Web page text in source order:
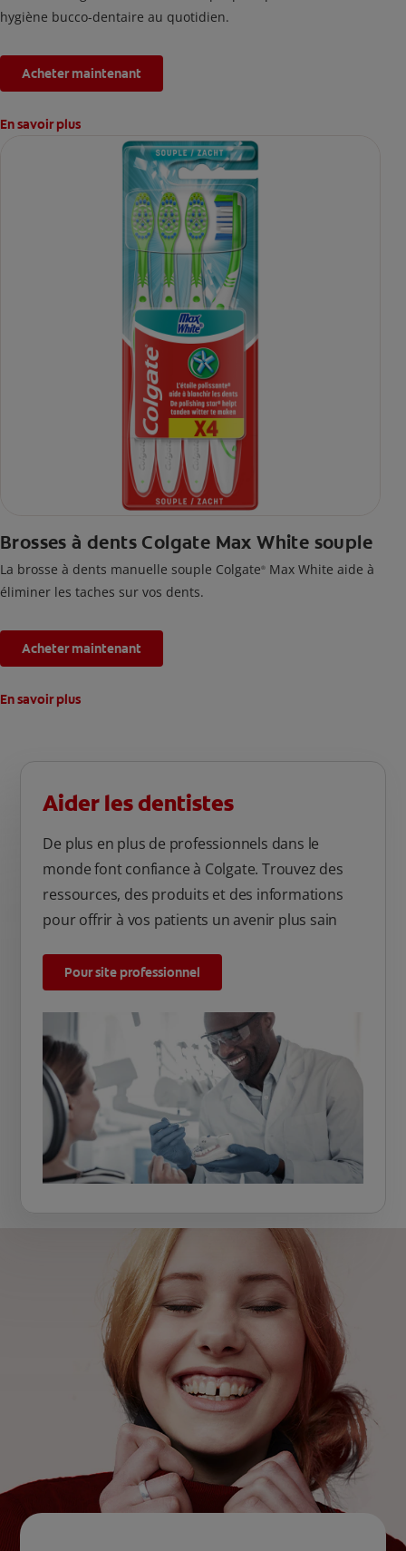
hygiène bucco-dentaire au quotidien.
Acheter maintenant
En savoir plus
Brosses à dents Colgate Max White souple
La brosse à dents manuelle souple Colgate® Max White aide à
éliminer les taches sur vos dents.
Acheter maintenant
En savoir plus
Aider les dentistes
De plus en plus de professionnels dans le
monde font confiance à Colgate. Trouvez des
ressources, des produits et des informations
pour offrir à vos patients un avenir plus sain
Pour site professionnel